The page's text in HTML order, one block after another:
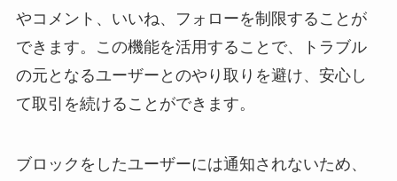
やコメント、いいね、フォローを制限することが
できます。この機能を活用することで、トラブル
の元となるユーザーとのやり取りを避け、安心し
て取引を続けることができます。
ブロックをしたユーザーには通知されないため、